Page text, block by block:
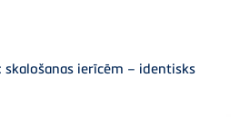
ierīcēm – identisks